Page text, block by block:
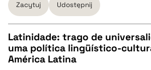
Zacytuj Udostępnij
CZYSTY TEKST
Latinidade: trago de
uma política lingüístico-
América Latina